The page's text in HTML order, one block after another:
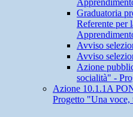
Graduatoria
Referente per
Avviso
Avviso
Azione
socialità" -
Azione 10.1.1A
Progetto "Una voce,